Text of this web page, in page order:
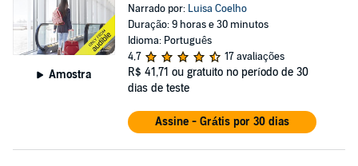
Amostra
Narrado por: Luisa Coelho
Duração: 9 horas e 30 minutos
Idioma: Português
4,7
17 avaliações
R$ 41,71 ou gratuito no período de 30
dias de teste
Assine - Grátis por 30 dias